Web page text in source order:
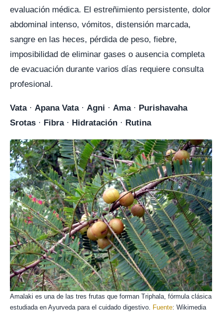
evaluación médica. El estreñimiento persistente, dolor
abdominal intenso, vómitos, distensión marcada,
sangre en las heces, pérdida de peso, fiebre,
imposibilidad de eliminar gases o ausencia completa
de evacuación durante varios días requiere consulta
profesional.
Vata· Apana Vata· Agni · Ama· Purishavaha
Srotas · Fibra· Hidratación · Rutina
Amalaki es una de las tres frutas que forman Triphala, fórmula clásica
estudiada en Ayurveda para el cuidado digestivo. Fuente: Wikimedia